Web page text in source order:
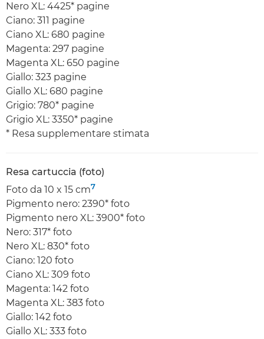
Nero XL: 4425* pagine
Ciano: 311 pagine
Ciano XL: 680 pagine
Magenta: 297 pagine
Magenta XL: 650 pagine
Giallo: 323 pagine
Giallo XL: 680 pagine
Grigio: 780* pagine
Grigio XL: 3350* pagine
* Resa supplementare stimata
Resa cartuccia (foto)
Foto da 10 x 15 cm7
Pigmento nero: 2390* foto
Pigmento nero XL: 3900* foto
Nero: 317* foto
Nero XL: 830* foto
Ciano: 120 foto
Ciano XL: 309 foto
Magenta: 142 foto
Magenta XL: 383 foto
Giallo: 142 foto
Giallo XL: 333 foto